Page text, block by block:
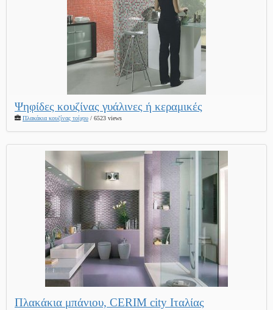
Ψηφίδες κουζίνας γυάλινες ή κεραμικές
Πλακάκια κουζίνας τοίχου / 6523 views
Πλακάκια μπάνιου, CERIM city Ιταλίας